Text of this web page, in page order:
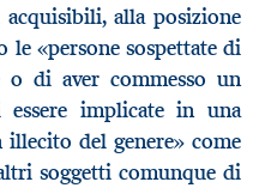
alla posizione
le «persone sospettate di
o di aver commesso un
implicate in una
del genere» come
soggetti comunque di